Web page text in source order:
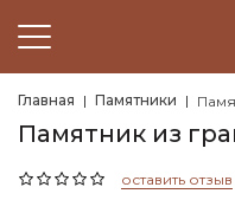
Главная Памятники
Памятник из
оставить отзыв